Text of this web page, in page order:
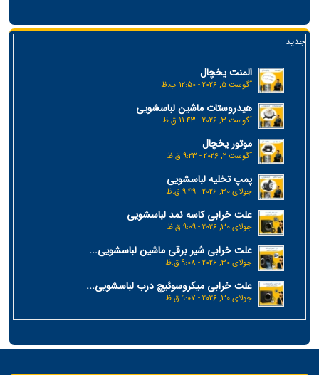
جدید
المنت یخچال
آگوست 5, 2026 - 12:50 ب.ظ
هیدروستات ماشین لباسشویی
آگوست 3, 2026 - 11:43 ق.ظ
موتور یخچال
آگوست 2, 2026 - 9:23 ق.ظ
پمپ تخلیه لباسشویی
جولای 30, 2026 - 9:49 ق.ظ
علت خرابی کاسه نمد لباسشویی
جولای 30, 2026 - 9:09 ق.ظ
علت خرابی شیر برقی ماشین لباسشویی...
جولای 30, 2026 - 9:08 ق.ظ
علت خرابی میکروسوئیچ درب لباسشویی...
جولای 30, 2026 - 9:07 ق.ظ